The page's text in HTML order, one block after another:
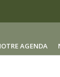
AGENDA